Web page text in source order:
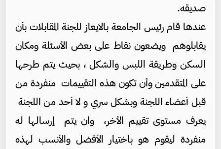
صديقه.
عندها قام رئيس الجامعة بالايعاز للجنة المقابلات بأن
يقابلوهم ويضعون نقاط على بعض الأسئلة ومكان
السكن وطريقة اللبس والشكل ، بحيث يتم طرحها
على المتقدمين وأن تكون هذه التقييمات منفردة من
قبل أعضاء اللجنة وبشكل سري و لا أحد من اللجنة
يعرف مستوى تقييم الأخر، وان يتم إرسالها له
منفردة ليقوم هو باختيار الأفضل والأنسب لهذه